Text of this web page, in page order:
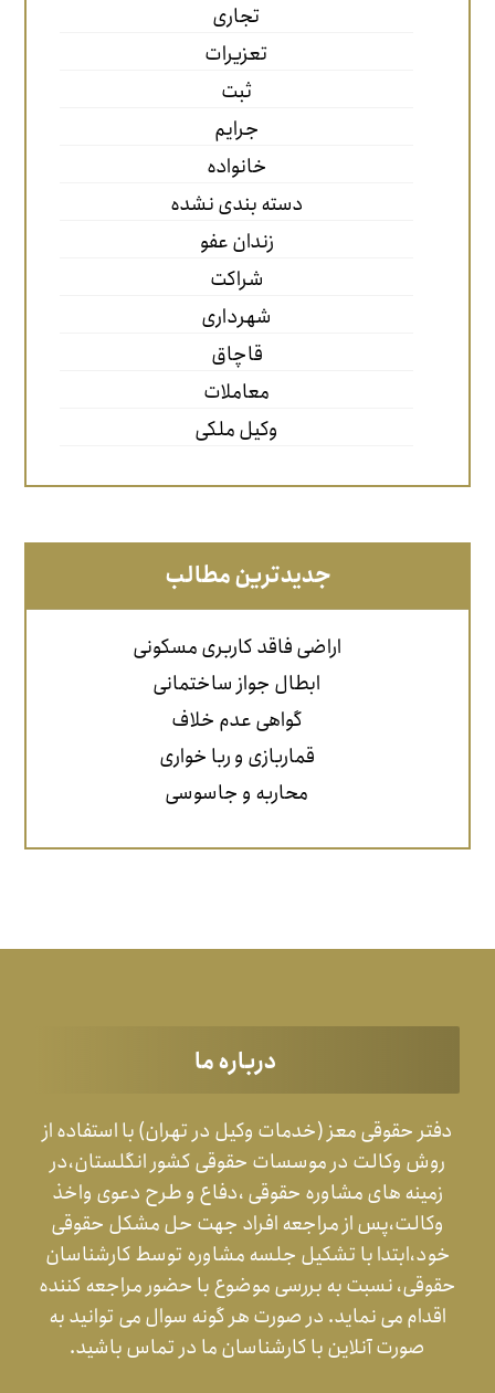
تجاری
تعزیرات
ثبت
جرایم
خانواده
دسته بندی نشده
زندان عفو
شراکت
شهرداری
قاچاق
معاملات
وکیل ملکی
جدیدترین مطالب
اراضی فاقد کاربری مسکونی
ابطال جواز ساختمانی
گواهی عدم خلاف
قماربازی و ربا خواری
محاربه و جاسوسی
درباره ما
دفتر حقوقی معز (خدمات وکیل در تهران) با استفاده از
روش وکالت در موسسات حقوقی کشور انگلستان،در
زمینه های مشاوره حقوقی ،دفاع و طرح دعوی واخذ
وکالت،پس از مراجعه افراد جهت حل مشکل حقوقی
خود،ابتدا با تشکیل جلسه مشاوره توسط کارشناسان
حقوقی، نسبت به بررسی موضوع با حضور مراجعه کننده
اقدام می نماید. در صورت هر گونه سوال می توانید به
صورت آنلاین با کارشناسان ما در تماس باشید.